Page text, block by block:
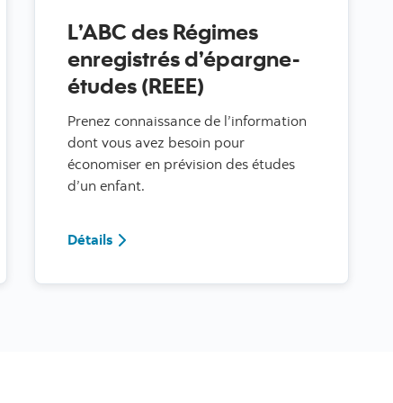
L’ABC des Régimes
enregistrés d’épargne-
études (REEE)
Prenez connaissance de l’information
dont vous avez besoin pour
économiser en prévision des études
d’un enfant.
DétailsDétails L’ABC des Régimes enregistrés